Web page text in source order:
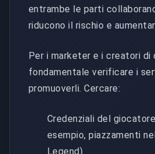
entrambe le parti
riducono il rischio e
Per i marketer e i creatori di
fondamentale verificare i
promuoverli. Cercare:
Credenziali del
esempio, piazzamenti
Legend)